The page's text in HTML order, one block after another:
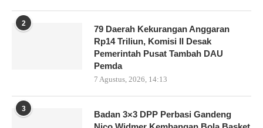
2
79 Daerah Kekurangan Anggaran
Rp14 Triliun, Komisi II Desak
Pemerintah Pusat Tambah DAU
Pemda
7 Agustus, 2026, 14:13
3
Badan 3×3 DPP Perbasi Gandeng